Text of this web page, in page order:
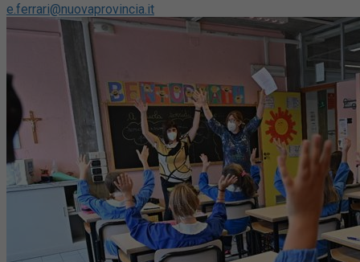
e.ferrari@nuovaprovincia.it